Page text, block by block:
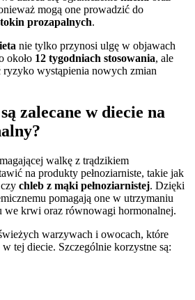
mogą one prowadzić do
prozapalnych.
nie tylko przynosi ulgę w objawach
około 12 tygodniach stosowania, ale
ryzyko wystąpienia nowych zmian
zalecane w diecie na
walkę z trądzikiem
na produkty pełnoziarniste, takie jak
czy chleb z mąki pełnoziarnistej. Dzięki
pomagają one w utrzymaniu
we krwi oraz równowagi hormonalnej.
warzywach i owocach, które
tej diecie. Szczególnie korzystne są: